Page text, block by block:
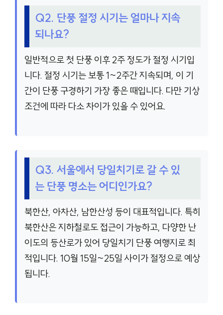
Q2. 단풍 절정 시기는 얼마나 지속
되나요?
일반적으로 첫 단풍 이후 2주 정도가 절정 시기입
니다. 절정 시기는 보통 1~2주간 지속되며, 이 기
간이 단풍 구경하기 가장 좋은 때입니다. 다만 기상
조건에 따라 다소 차이가 있을 수 있어요.
Q3. 서울에서 당일치기로 갈 수 있
는 단풍 명소는 어디인가요?
북한산, 아차산, 남한산성 등이 대표적입니다. 특히
북한산은 지하철로도 접근이 가능하고, 다양한 난
이도의 등산로가 있어 당일치기 단풍 여행지로 최
적입니다. 10월 15일~25일 사이가 절정으로 예상
됩니다.